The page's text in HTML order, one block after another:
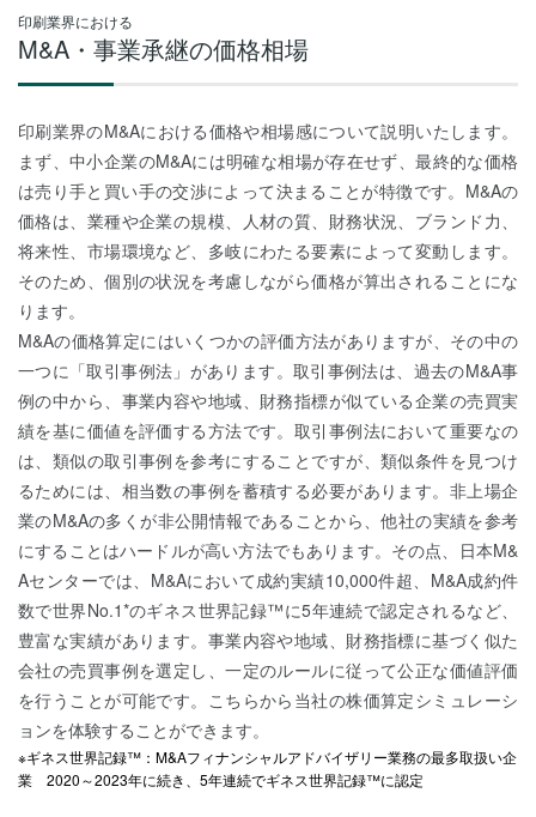
印刷業界における
M&A・事業承継の価格相場
印刷業界のM&Aにおける価格や相場感について説明いたします。
まず、中小企業のM&Aには明確な相場が存在せず、最終的な価格
は売り手と買い手の交渉によって決まることが特徴です。M&Aの
価格は、業種や企業の規模、人材の質、財務状況、ブランド力、
将来性、市場環境など、多岐にわたる要素によって変動します。
そのため、個別の状況を考慮しながら価格が算出されることにな
ります。
M&Aの価格算定にはいくつかの評価方法がありますが、その中の
一つに「取引事例法」があります。取引事例法は、過去のM&A事
例の中から、事業内容や地域、財務指標が似ている企業の売買実
績を基に価値を評価する方法です。取引事例法において重要なの
は、類似の取引事例を参考にすることですが、類似条件を見つけ
るためには、相当数の事例を蓄積する必要があります。非上場企
業のM&Aの多くが非公開情報であることから、他社の実績を参考
にすることはハードルが高い方法でもあります。その点、日本M&
Aセンターでは、M&Aにおいて成約実績10,000件超、M&A成約件
数で世界No.1*のギネス世界記録™に5年連続で認定されるなど、
豊富な実績があります。事業内容や地域、財務指標に基づく似た
会社の売買事例を選定し、一定のルールに従って公正な価値評価
を行うことが可能です。こちらから当社の株価算定シミュレーシ
ョンを体験することができます。
※ギネス世界記録™：M&Aフィナンシャルアドバイザリー業務の最多取扱い企
業 2020～2023年に続き、5年連続でギネス世界記録™に認定